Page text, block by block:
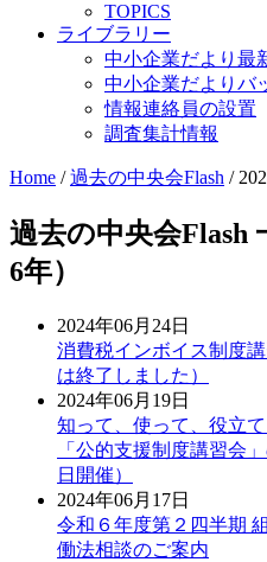
TOPICS
ライブラリー
中小企業だより最
中小企業だよりバ
情報連絡員の設置
調査集計情報
Home /過去の中央会Flash /
過去の中央会Flash
6年）
2024年06月24日
消費税インボイス制度
は終了しました）
2024年06月19日
知って、使って、役立て
「公的支援制度講習会
日開催）
2024年06月17日
令和６年度第２四半期
働法相談のご案内